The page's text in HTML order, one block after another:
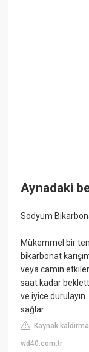
Aynadaki
Sodyum
Mükemmel bir
bikarbonat
veya camın
saat kadar
ve iyice
sağlar.
Kaynak
wd40.com.tr